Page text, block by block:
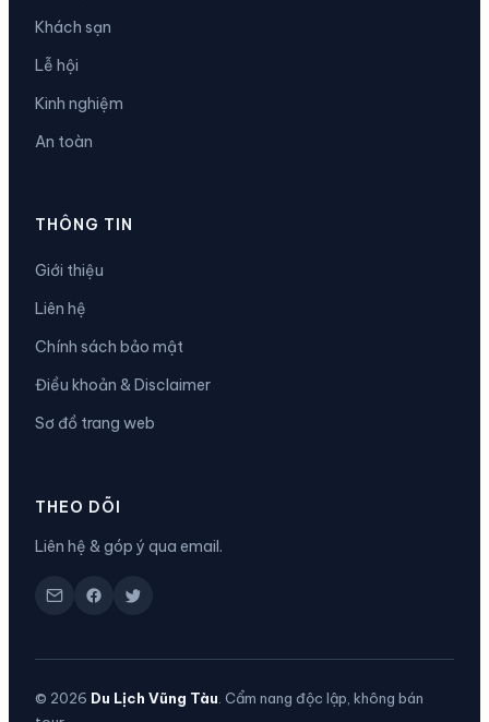
Khách sạn
Lễ hội
Kinh nghiệm
An toàn
THÔNG TIN
Giới thiệu
Liên hệ
Chính sách bảo mật
Điều khoản & Disclaimer
Sơ đồ trang web
THEO DÕI
Liên hệ & góp ý qua email.
© 2026 Du Lịch Vũng Tàu . Cẩm nang độc lập, không bán